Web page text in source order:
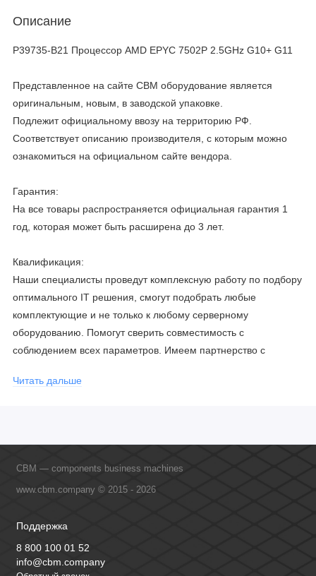
Описание
P39735-B21 Процессор AMD EPYC 7502P 2.5GHz G10+ G11
Представленное на сайте CBM оборудование является
оригинальным, новым, в заводской упаковке.
Подлежит официальному ввозу на территорию РФ.
Соответствует описанию производителя, с которым можно
ознакомиться на официальном сайте вендора.
Гарантия:
На все товары распространяется официальная гарантия 1
год, которая может быть расширена до 3 лет.
Квалификация:
Наши специалисты проведут комплексную работу по подбору
оптимального IT решения, смогут подобрать любые
комплектующие и не только к любому серверному
оборудованию. Помогут сверить совместимость с
соблюдением всех параметров. Имеем партнерство с
обучение сотрудников, что позволяет исключить ошибки даже
Читать дальше
CBM — components business machines
www.cbm.company © 2015 - 2026
Поддержка
8 800 100 01 52
info@cbm.company